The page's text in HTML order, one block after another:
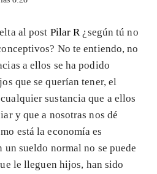
al post Pilar R¿según tú no
No te entiendo, no
a ellos se ha podido
que se querían tener, el
sustancia que a ellos
y que a nosotras nos dé
está la economía es
sueldo normal no se puede
le lleguen hijos, han sido